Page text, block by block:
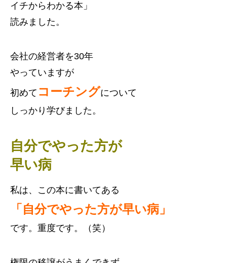
イチからわかる本」
読みました。
会社の経営者を30年
やっていますが
初めて コーチングについて
しっかり学びました。
自分でやった方が
早い病
私は、この本に書いてある
「自分でやった方が早い病」
です。重度です。（笑）